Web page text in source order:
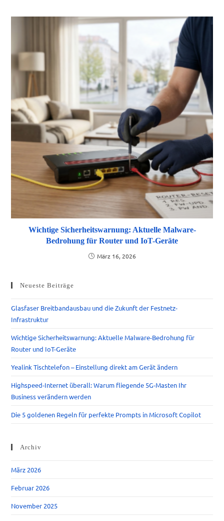
Wichtige Sicherheitswarnung: Aktuelle Malware-
Bedrohung für Router und IoT-Geräte
März 16, 2026
Neueste Beiträge
Glasfaser Breitbandausbau und die Zukunft der Festnetz-
Infrastruktur
Wichtige Sicherheitswarnung: Aktuelle Malware-Bedrohung für
Router und IoT-Geräte
Yealink Tischtelefon – Einstellung direkt am Gerät ändern
Highspeed-Internet überall: Warum fliegende 5G-Masten Ihr
Business verändern werden
Die 5 goldenen Regeln für perfekte Prompts in Microsoft Copilot
Archiv
März 2026
Februar 2026
November 2025